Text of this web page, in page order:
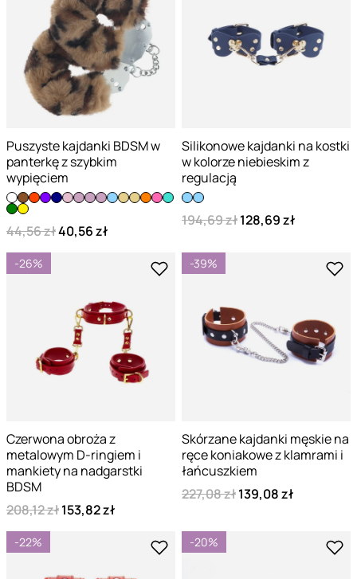
Puszyste kajdanki BDSM w
panterkę z szybkim
wypięciem
44,56 zł40,56 zł
Silikonowe kajdanki na kostki
w kolorze niebieskim z
regulacją
194,69 zł128,69 zł
-26%
Czerwona obroża z
metalowym D-ringiem i
mankiety na nadgarstki
BDSM
208,12 zł153,82 zł
-39%
Skórzane kajdanki męskie na
ręce koniakowe z klamrami i
łańcuszkiem
227,08 zł139,08 zł
-22% -20%